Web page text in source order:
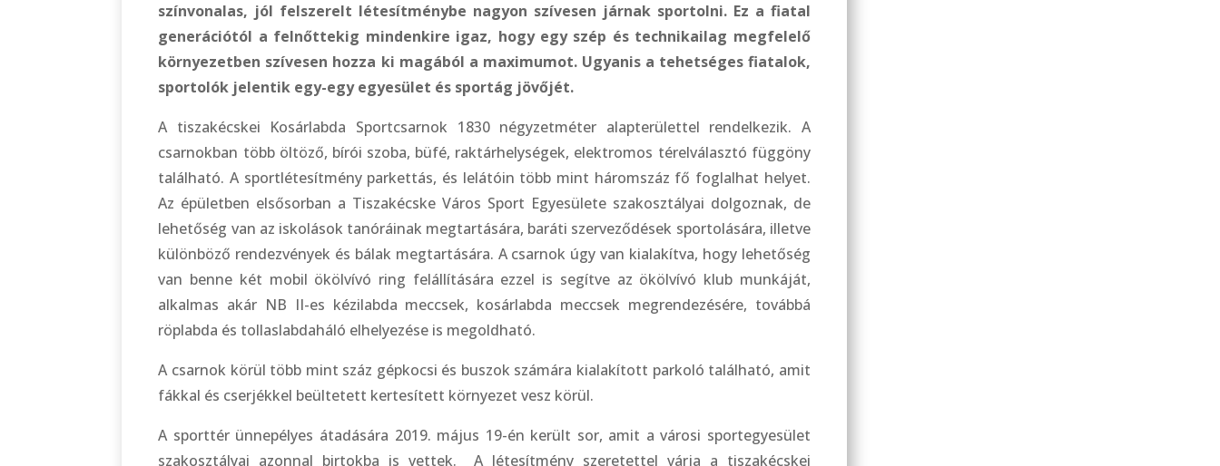
színvonalas, jól felszerelt létesítménybe nagyon szívesen járnak sportolni. Ez a fiatal
generációtól a felnőttekig mindenkire igaz, hogy egy szép és technikailag megfelelő
környezetben szívesen hozza ki magából a maximumot. Ugyanis a tehetséges fiatalok,
sportolók jelentik egy-egy egyesület és sportág jövőjét.
A tiszakécskei Kosárlabda Sportcsarnok 1830 négyzetméter alapterülettel rendelkezik. A
csarnokban több öltöző, bírói szoba, büfé, raktárhelységek, elektromos térelválasztó függöny
található. A sportlétesítmény parkettás, és lelátóin több mint háromszáz fő foglalhat helyet.
Az épületben elsősorban a Tiszakécske Város Sport Egyesülete szakosztályai dolgoznak, de
lehetőség van az iskolások tanóráinak megtartására, baráti szerveződések sportolására, illetve
különböző rendezvények és bálak megtartására. A csarnok úgy van kialakítva, hogy lehetőség
van benne két mobil ökölvívó ring felállítására ezzel is segítve az ökölvívó klub munkáját,
alkalmas akár NB II-es kézilabda meccsek, kosárlabda meccsek megrendezésére, továbbá
röplabda és tollaslabdaháló elhelyezése is megoldható.
A csarnok körül több mint száz gépkocsi és buszok számára kialakított parkoló található, amit
fákkal és cserjékkel beültetett kertesített környezet vesz körül.
A sporttér ünnepélyes átadására 2019. május 19-én került sor, amit a városi sportegyesület
szakosztályai azonnal birtokba is vettek. A létesítmény szeretettel várja a tiszakécskei